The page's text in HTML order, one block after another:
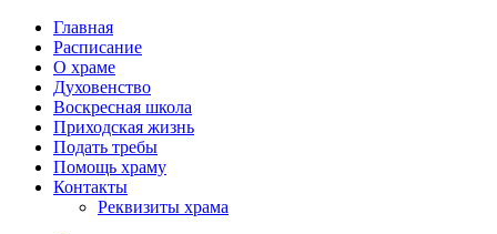
Главная
Расписание
О храме
Духовенство
Воскресная школа
Приходская жизнь
Подать требы
Помощь храму
Контакты
Реквизиты храма